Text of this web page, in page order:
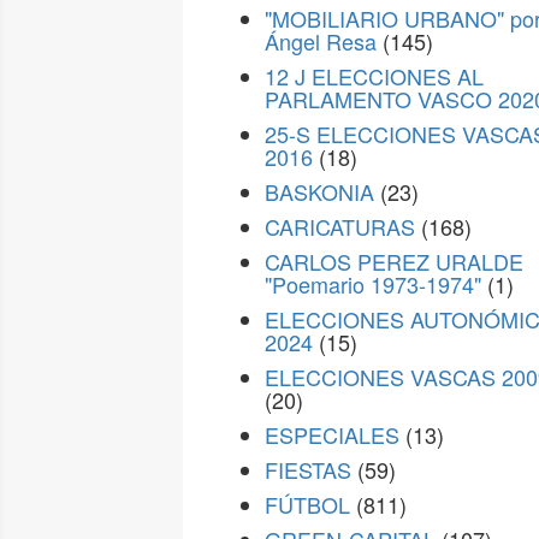
"MOBILIARIO URBANO"
Ángel Resa (145)
12 J ELECCIONES AL
PARLAMENTO VASCO
25-S ELECCIONES
2016 (18)
BASKONIA (23)
CARICATURAS (168)
CARLOS PEREZ URALDE
"Poemario 1973-1974" (1)
ELECCIONES
2024 (15)
ELECCIONES VASCAS
(20)
ESPECIALES (13)
FIESTAS (59)
FÚTBOL (811)